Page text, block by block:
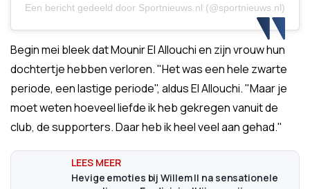
Een bericht gedeeld door Sportnieuws.nl (@sportnieuws.nl)
Begin mei bleek dat Mounir El Allouchi en zijn vrouw hun
dochtertje hebben verloren. "Het was een hele zwarte
periode, een lastige periode", aldus El Allouchi. "Maar je
moet weten hoeveel liefde ik heb gekregen vanuit de
club, de supporters. Daar heb ik heel veel aan gehad."
Hevige emoties bij Willem II na sensationele